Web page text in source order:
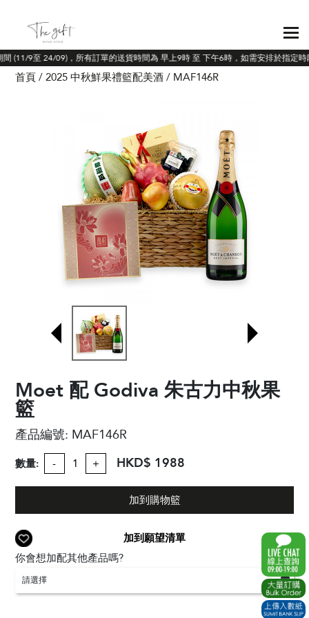
(11/9至 24/09)，所有訂單的送貨時間為 早上9時 至 下午6時，如需安排於指定時
首頁 2025 中秋鮮果禮籃配美酒 MAF146R
Moet 配 Godiva 朱古力中秋果
籃
產品編號: MAF146R
數量: - + HKD$ 1988
加到購物籃
加到願望清單
你會想加配其他產品嗎?
請選擇